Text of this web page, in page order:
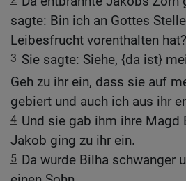
sagte: Bin ich an Gottes
Leibesfrucht vorenthalten hat?
3 Sie sagte: Siehe, {da ist}
Geh zu ihr ein, dass sie auf
gebiert und auch ich aus ihr
4 Und sie gab ihm ihre Magd
Jakob ging zu ihr ein.
5 Da wurde Bilha schwanger